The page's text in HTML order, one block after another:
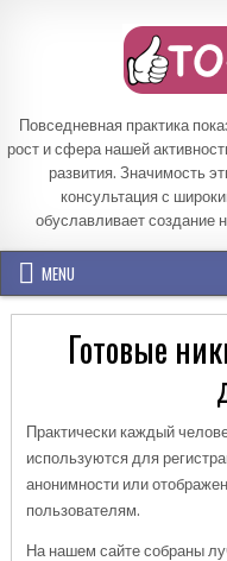
Повседневная практика
рост и сфера нашей
развития. Значимость
консультация с
обуславливает создание
MENU
Готовые
Практически каждый
используются для
анонимности или
пользователям.
На нашем сайте собраны